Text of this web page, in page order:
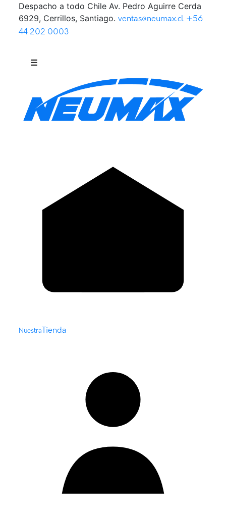
Saltar al contenido
Despacho a todo Chile Av. Pedro Aguirre Cerda
6929, Cerrillos, Santiago. ventas@neumax.cl +56
44 202 0003
☰
Nuestra Tienda